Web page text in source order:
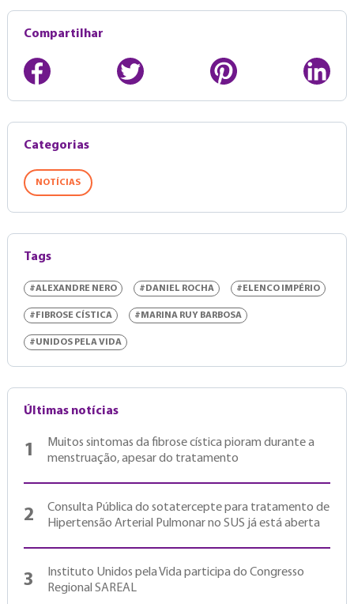
Compartilhar
Categorias
NOTÍCIAS
Tags
#ALEXANDRE NERO #DANIEL ROCHA #ELENCO IMPÉRIO
#FIBROSE CÍSTICA #MARINA RUY BARBOSA
#UNIDOS PELA VIDA
Últimas notícias
1
Muitos sintomas da fibrose cística pioram durante a
menstruação, apesar do tratamento
2
Consulta Pública do sotatercepte para tratamento de
Hipertensão Arterial Pulmonar no SUS já está aberta
3
Instituto Unidos pela Vida participa do Congresso
Regional SAREAL